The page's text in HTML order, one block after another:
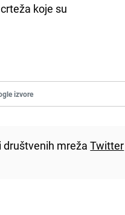
koje su
izvore
i društvenih mrežaTwitter